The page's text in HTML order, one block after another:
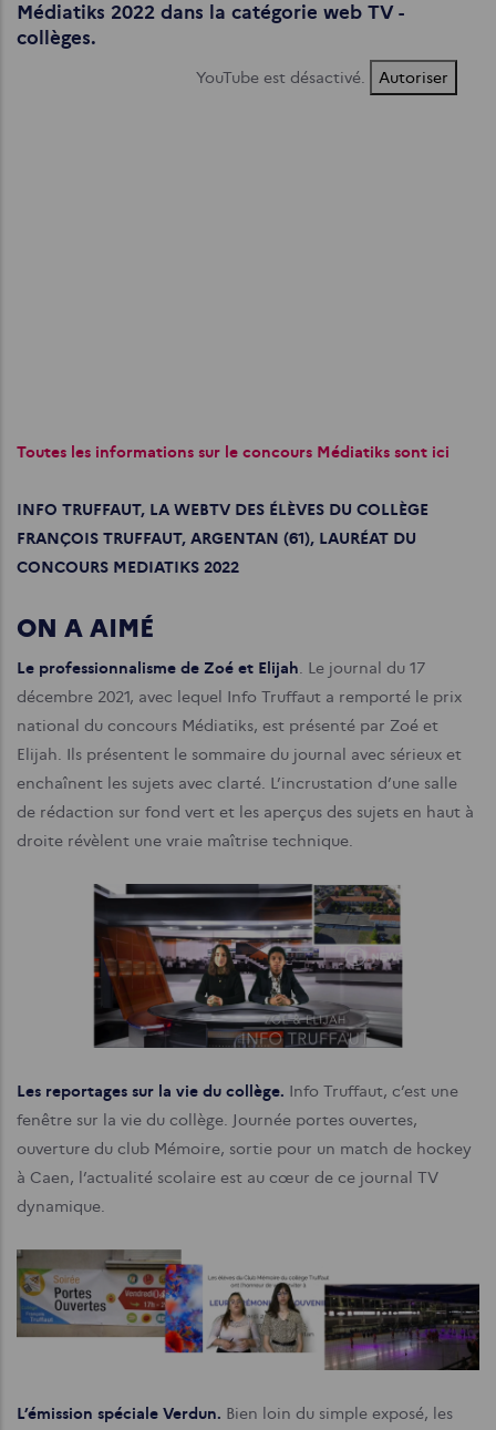
Médiatiks 2022 dans la catégorie web TV -
collèges.
YouTube est désactivé. Autoriser
Toutes les informations sur le concours Médiatiks sont ici
INFO TRUFFAUT, LA WEBTV DES ÉLÈVES DU COLLÈGE
FRANÇOIS TRUFFAUT, ARGENTAN (61), LAURÉAT DU
CONCOURS MEDIATIKS 2022
ON A AIMÉ
Le professionnalisme de Zoé et Elijah. Le journal du 17
décembre 2021, avec lequel Info Truffaut a remporté le prix
national du concours Médiatiks, est présenté par Zoé et
Elijah. Ils présentent le sommaire du journal avec sérieux et
enchaînent les sujets avec clarté. L’incrustation d’une salle
de rédaction sur fond vert et les aperçus des sujets en haut à
droite révèlent une vraie maîtrise technique.
Les reportages sur la vie du collège. Info Truffaut, c’est une
fenêtre sur la vie du collège. Journée portes ouvertes,
ouverture du club Mémoire, sortie pour un match de hockey
à Caen, l’actualité scolaire est au cœur de ce journal TV
dynamique.
L’émission spéciale Verdun. Bien loin du simple exposé, les